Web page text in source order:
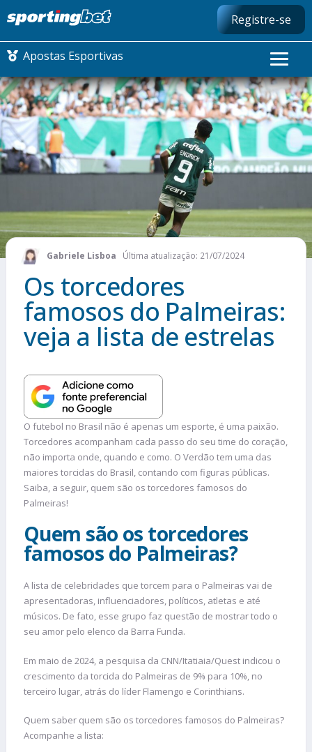
Registre-se
Apostas Esportivas
CONMEBOL LIBERTADORES
FUTEBOL NACIONAL
FUTEBOL INTERNACIONAL
COMO APOSTAR
MAIS ESPORTES
Gabriele Lisboa Última atualização: 21/07/2024
Os torcedores
famosos do Palmeiras:
veja a lista de estrelas
O futebol no Brasil não é apenas um esporte, é uma paixão.
Torcedores acompanham cada passo do seu time do coração,
não importa onde, quando e como. O Verdão tem uma das
maiores torcidas do Brasil, contando com figuras públicas.
Saiba, a seguir, quem são os torcedores famosos do
Palmeiras!
Quem são os torcedores
famosos do Palmeiras?
A lista de celebridades que torcem para o Palmeiras vai de
apresentadoras, influenciadores, políticos, atletas e até
músicos. De fato, esse grupo faz questão de mostrar todo o
seu amor pelo elenco da Barra Funda.
Em maio de 2024, a pesquisa da CNN/Itatiaia/Quest indicou o
crescimento da torcida do Palmeiras de 9% para 10%, no
terceiro lugar, atrás do líder Flamengo e Corinthians.
Quem saber quem são os torcedores famosos do Palmeiras?
Acompanhe a lista: